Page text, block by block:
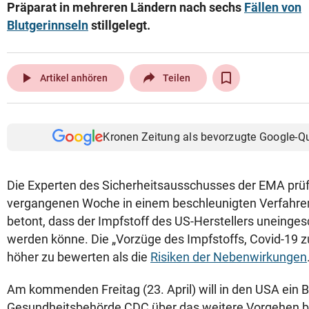
Präparat in mehreren Ländern nach sechs Fällen von
Blutgerinnselnstillgelegt.
play_arrow Artikel anhören Teilen
Kronen Zeitung als bevorzugte Google-
Die Experten des Sicherheitsausschusses der EMA
vergangenen Woche in einem beschleunigten
betont, dass der Impfstoff des US-Herstellers
werden könne. Die „Vorzüge des Impfstoffs, Covid-19
höher zu bewerten als die Risiken der Nebenwirkungen.
Am kommenden Freitag (23. April) will in den USA ein